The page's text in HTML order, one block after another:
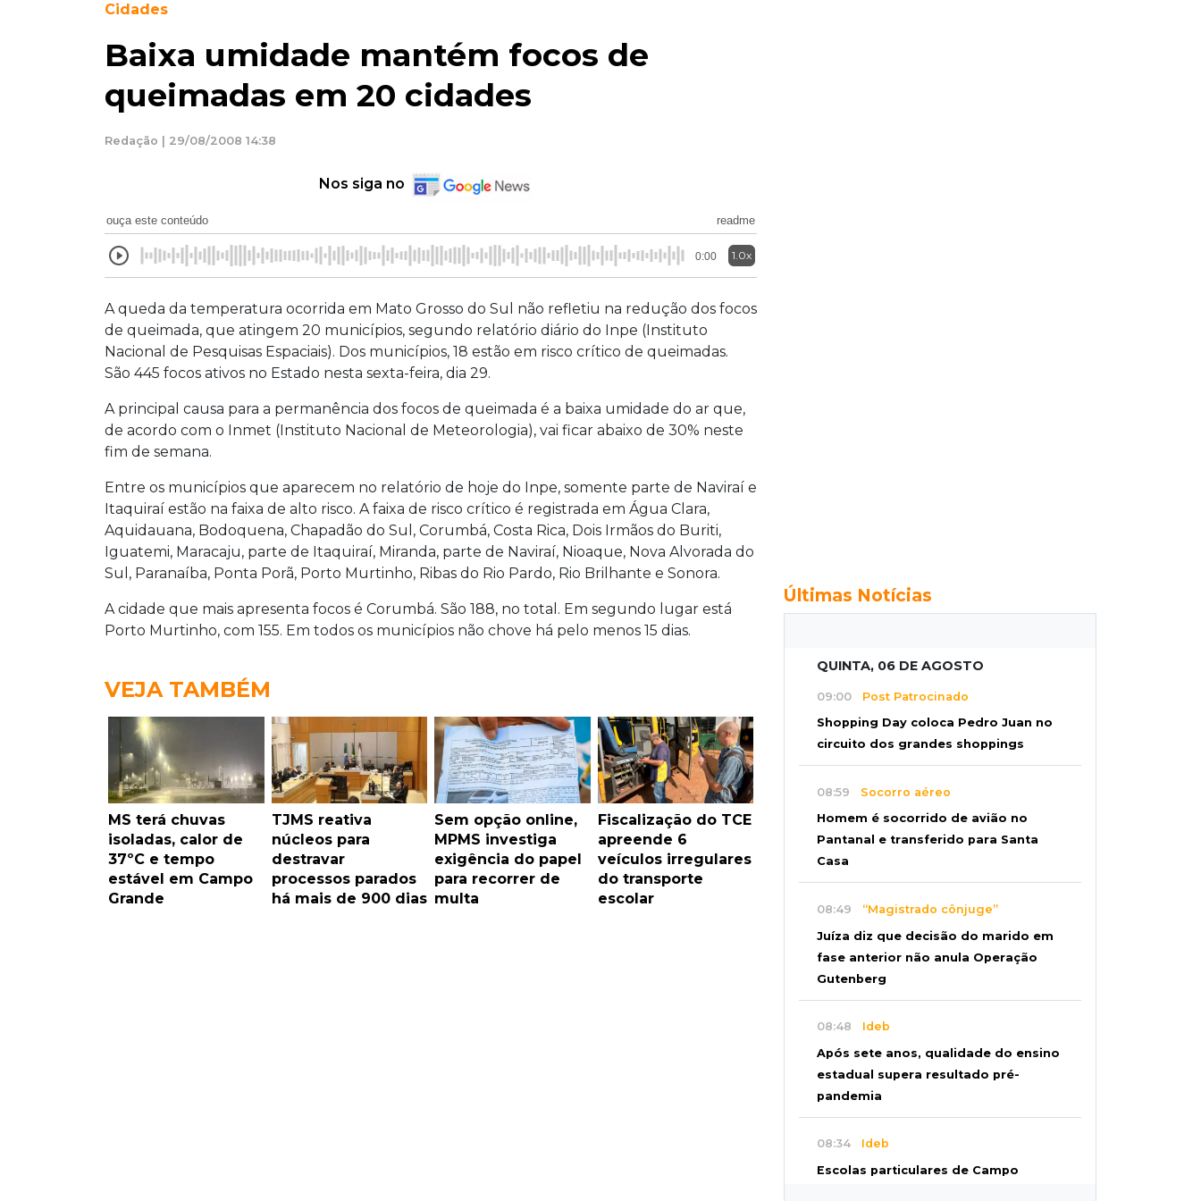
Cidades
Baixa umidade mantém focos de
queimadas em 20 cidades
Redação | 29/08/2008 14:38
Nos siga no
ouça este conteúdo readme
0:00 1.0x
A queda da temperatura ocorrida em Mato Grosso do Sul não refletiu na redução dos focos
de queimada, que atingem 20 municípios, segundo relatório diário do Inpe (Instituto
Nacional de Pesquisas Espaciais). Dos municípios, 18 estão em risco crítico de queimadas.
São 445 focos ativos no Estado nesta sexta-feira, dia 29.
A principal causa para a permanência dos focos de queimada é a baixa umidade do ar que,
de acordo com o Inmet (Instituto Nacional de Meteorologia), vai ficar abaixo de 30% neste
fim de semana.
Entre os municípios que aparecem no relatório de hoje do Inpe, somente parte de Naviraí e
Itaquiraí estão na faixa de alto risco. A faixa de risco crítico é registrada em Água Clara,
Aquidauana, Bodoquena, Chapadão do Sul, Corumbá, Costa Rica, Dois Irmãos do Buriti,
Iguatemi, Maracaju, parte de Itaquiraí, Miranda, parte de Naviraí, Nioaque, Nova Alvorada do
Sul, Paranaíba, Ponta Porã, Porto Murtinho, Ribas do Rio Pardo, Rio Brilhante e Sonora.
A cidade que mais apresenta focos é Corumbá. São 188, no total. Em segundo lugar está
Porto Murtinho, com 155. Em todos os municípios não chove há pelo menos 15 dias.
VEJA TAMBÉM
MS terá chuvas
isoladas, calor de
37ºC e tempo
estável em Campo
Grande
TJMS reativa
núcleos para
destravar
processos parados
há mais de 900 dias
Sem opção online,
MPMS investiga
exigência do papel
para recorrer de
multa
Fiscalização do TCE
apreende 6
veículos irregulares
do transporte
escolar
Últimas Notícias
QUINTA, 06 DE AGOSTO
09:00 Post Patrocinado
Shopping Day coloca Pedro Juan no
circuito dos grandes shoppings
08:59 Socorro aéreo
Homem é socorrido de avião no
Pantanal e transferido para Santa
Casa
08:49 “Magistrado cônjuge”
Juíza diz que decisão do marido em
fase anterior não anula Operação
Gutenberg
08:48 Ideb
Após sete anos, qualidade do ensino
estadual supera resultado pré-
pandemia
08:34 Ideb
Escolas particulares de Campo